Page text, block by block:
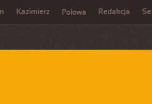
Kazimierz Połowa Redakcja